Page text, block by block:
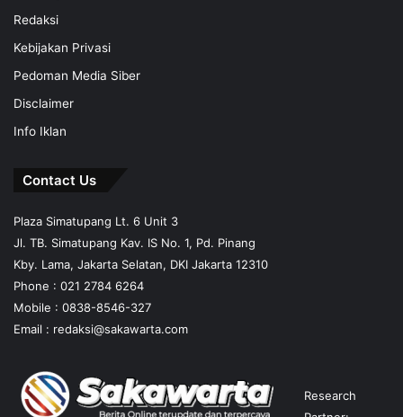
Redaksi
Kebijakan Privasi
Pedoman Media Siber
Disclaimer
Info Iklan
Contact Us
Plaza Simatupang Lt. 6 Unit 3
Jl. TB. Simatupang Kav. IS No. 1, Pd. Pinang
Kby. Lama, Jakarta Selatan, DKI Jakarta 12310
Phone : 021 2784 6264
Mobile : 0838-8546-327
Email : redaksi@sakawarta.com
Research